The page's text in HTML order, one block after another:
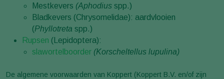
Mestkevers (Aphodius spp.)
Bladkevers (Chrysomelidae): aardvlooien
(Phyllotreta spp.)
Rupsen (Lepidoptera):
slawortelboorder (Korscheltellus lupulina)
De algemene voorwaarden van Koppert (Koppert B.V. en/of zijn